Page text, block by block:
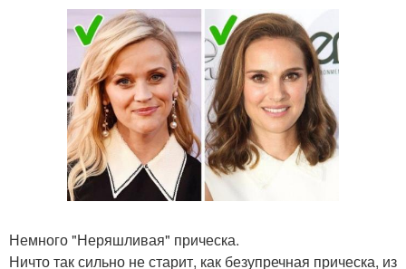
Немного "Неряшливая" прическа.
Ничто так сильно не старит, как безупречная прическа, из